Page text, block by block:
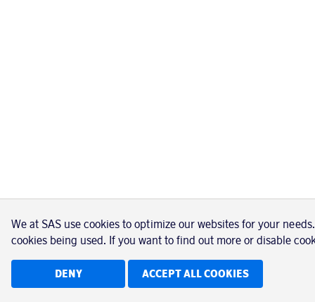
We at SAS use cookies to optimize our websites for your
cookies being used. If you want to find out more or disable
DENY ACCEPT ALL COOKIES